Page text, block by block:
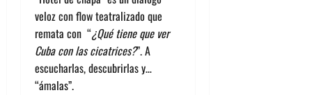
veloz con flow teatralizado que
remata con “¿Qué tiene que ver
Cuba con las cicatrices?”. A
escucharlas, descubrirlas y…
“ámalas”.